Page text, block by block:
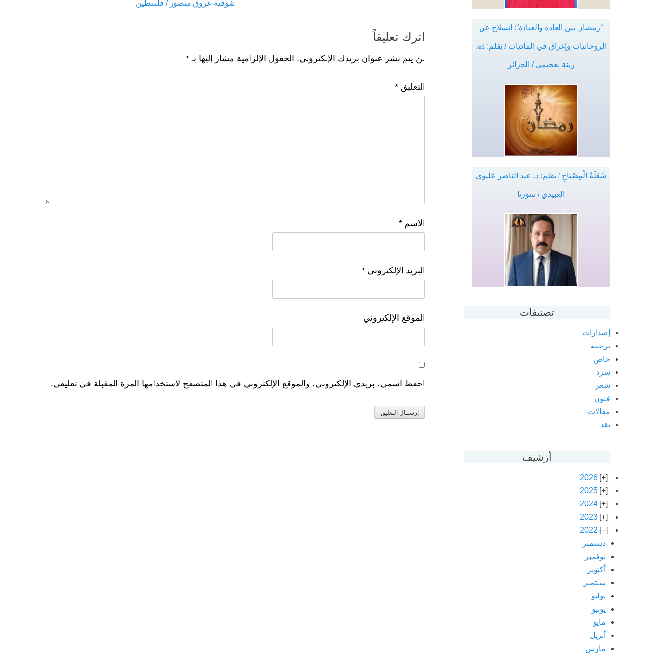
post:
شوقية عروق منصور / فلسطين
اترك تعليقاً
لن يتم نشر عنوان بريدك الإلكتروني. الحقول الإلزامية مشار إليها بـ *
التعليق *
الاسم *
البريد الإلكتروني *
الموقع الإلكتروني
احفظ اسمي، بريدي الإلكتروني، والموقع الإلكتروني في هذا المتصفح لاستخدامها المرة المقبلة في تعليقي.
“رمضان بين العادة والعبادة”: انسلاخ عن
الروحانيات وإغراق في الماديات / بقلم: ذة.
زينة لعجيمي / الجزائر
شُعْلَةُ الْمِصْبَاحِ / بقلم: ذ. عبد الناصر عليوي
العبيدي / سوريا
تصنيفات
إصدارات
ترجمة
خاص
سرد
شعر
فنون
مقالات
نقد
أرشيف
2026
2025
2024
2023
2022
ديسمبر
نوفمبر
أكتوبر
سبتمبر
يوليو
يونيو
مايو
أبريل
مارس